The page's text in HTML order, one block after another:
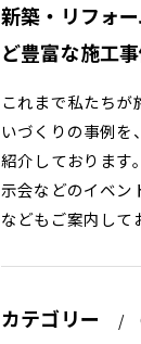
新築・リフォ
ど豊富な施工
これまで私たちが
いづくりの事例を
紹介しております
示会などのイベン
などもご案内して
カテゴリー